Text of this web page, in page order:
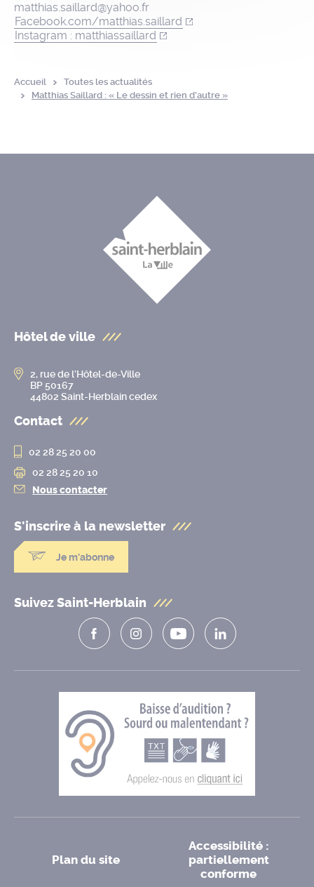
matthias.saillard@yahoo.fr
Facebook.com/matthias.saillard
Instagram : matthiassaillard
Accueil
Toutes les actualités
Matthias Saillard : « Le dessin et rien d’autre »
Hôtel de ville
2, rue de l’Hôtel-de-Ville
BP 50167
44802 Saint-Herblain cedex
Contact
02 28 25 20 00
02 28 25 20 10
Nous contacter
S'inscrire à la newsletter
Je m'abonne
Suivez Saint-Herblain
Plan du site
Accessibilité :
partiellement
conforme